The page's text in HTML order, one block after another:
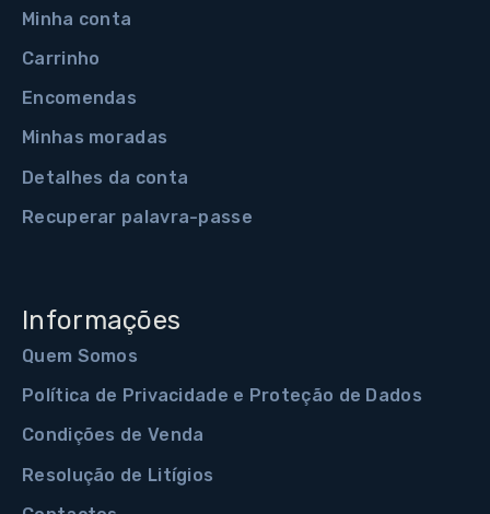
Minha conta
Carrinho
Encomendas
Minhas moradas
Detalhes da conta
Recuperar palavra-passe
Informações
Quem Somos
Política de Privacidade e Proteção de Dados
Condições de Venda
Resolução de Litígios